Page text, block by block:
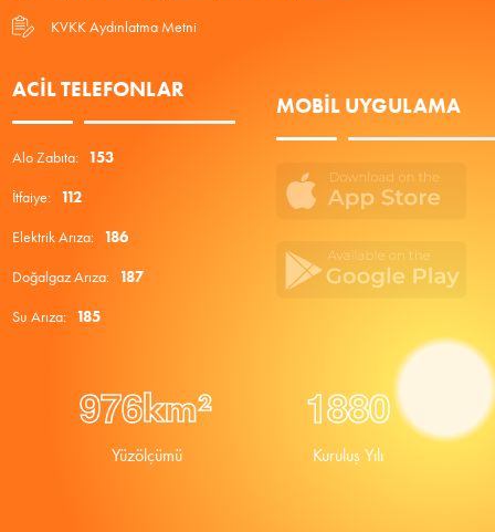
KVKK Aydınlatma Metni
ACIL TELEFONLAR
Alo Zabıta: 153
İtfaiye: 112
Elektrik Arıza: 186
Doğalgaz Arıza: 187
Su Arıza: 185
MOBIL UYGULAMA
976km²
Yüzölçümü
1880
Kuruluş Yılı